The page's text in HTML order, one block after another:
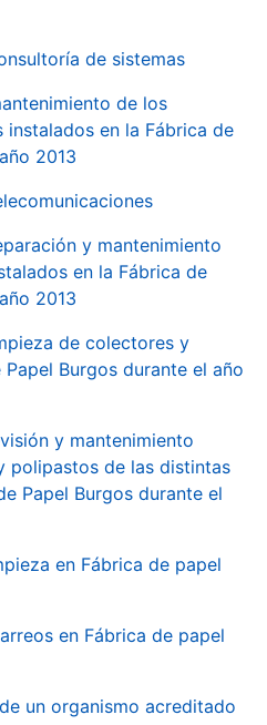
de sistemas
de los
en la Fábrica de
2013
y mantenimiento
en la Fábrica de
2013
de colectores y
Burgos durante el año
y mantenimiento
polipastos de las distintas
Papel Burgos durante el
en Fábrica de papel
en Fábrica de papel
un organismo acreditado